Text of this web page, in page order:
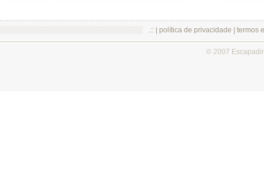
.:: | política de privacidade termos
© 2007